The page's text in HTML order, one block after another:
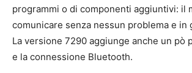
programmi o di componenti aggiuntivi: il
comunicare senza nessun problema e in
La versione 7290 aggiunge anche un pò
e la connessione Bluetooth.